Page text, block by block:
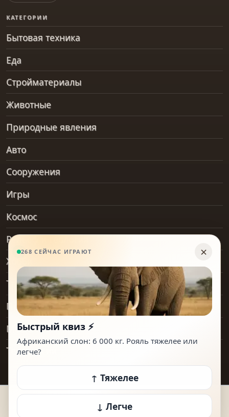
КАТЕГОРИИ
Бытовая техника
Еда
Стройматериалы
Животные
Природные явления
Авто
Сооружения
Игры
Космос
Рельеф и геология
Хобби
Транспорт
Предметы
Места
Технологии
© 2026 How Heavy Is It. Все права защищены.